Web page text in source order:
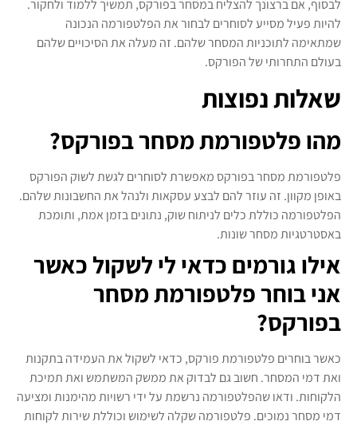
לבסוף, אם ברצונך להצליח במסחר בפורקס, תמשיך ללמוד ולחקור.
להיות פעיל מסייע לסוחרים לבחור את הפלטפורמה הנכונה
שמתאימה לתוכניות המסחר שלהם. זה מעלה את הסיכויים שלהם
בעולם התחרותי של הפורקס.
שאלות נפוצות
מהו פלטפורמת מסחר בפורקס?
פלטפורמת מסחר בפורקס מאפשרת לסוחרים לגשת לשוק הפורקס
באופן מקוון. זה עוזר להם לבצע עסקאות ולנהל את החשבונות שלהם.
הפלטפורמה כוללת כלים לניתוח שוק, נתונים בזמן אמת, ותומכת
באסטרטגיות מסחר שונות.
אילו גורמים כדאי לי לשקול כאשר
אני בוחר פלטפורמת מסחר
בפורקס?
כאשר בוחרים פלטפורמת פורקס, כדאי לשקול את העמידה בתקנות
ואת דמי המסחר. חשוב גם לבדוק את ממשק המשתמש ואת תמיכת
הלקוחות. ודאו שהפלטפורמה נרשמת על ידי רשויות מהימנות ומציעה
דמי מסחר נמוכים. פלטפורמה שקלה לשימוש וכוללת שירות לקוחות